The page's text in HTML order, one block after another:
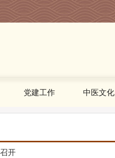
党建工作 中医文化
开